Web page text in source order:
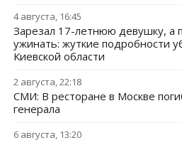
4 августа, 16:45
Зарезал 17-летнюю девушку, а
ужинать: жуткие подробности
Киевской области
2 августа, 22:18
СМИ: В ресторане в Москве
генерала
6 августа, 13:20